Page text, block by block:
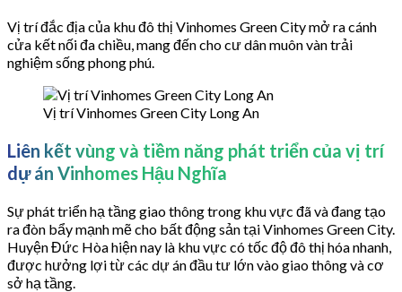
Vị trí đắc địa của khu đô thị Vinhomes Green City mở ra cánh
cửa kết nối đa chiều, mang đến cho cư dân muôn vàn trải
nghiệm sống phong phú.
Vị trí Vinhomes Green City Long An
Liên kết vùng và tiềm năng phát triển của vị trí
dự án Vinhomes Hậu Nghĩa
Sự phát triển hạ tầng giao thông trong khu vực đã và đang tạo
ra đòn bẩy mạnh mẽ cho bất động sản tại Vinhomes Green City.
Huyện Đức Hòa hiện nay là khu vực có tốc độ đô thị hóa nhanh,
được hưởng lợi từ các dự án đầu tư lớn vào giao thông và cơ
sở hạ tầng.